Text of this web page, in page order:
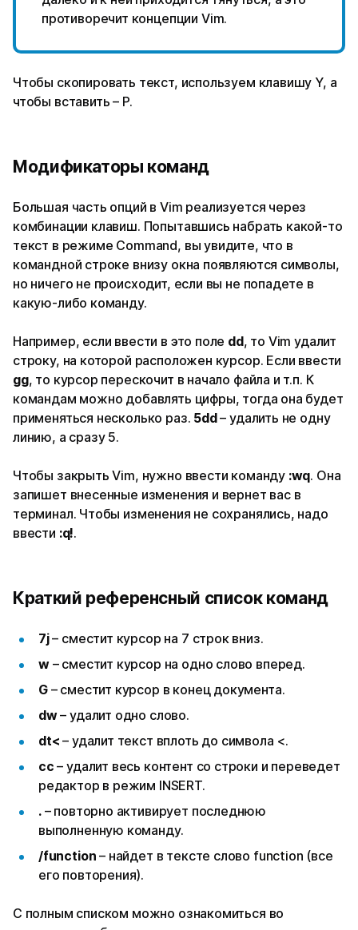
противоречит концепции Vim.
Чтобы скопировать текст, используем клавишу Y, а
чтобы вставить – P.
Модификаторы команд
Большая часть опций в Vim реализуется через
комбинации клавиш. Попытавшись набрать какой-то
текст в режиме Command, вы увидите, что в
командной строке внизу окна появляются символы,
но ничего не происходит, если вы не попадете в
какую-либо команду.
Например, если ввести в это поле dd, то Vim удалит
строку, на которой расположен курсор. Если ввести
gg, то курсор перескочит в начало файла и т.п. К
командам можно добавлять цифры, тогда она будет
применяться несколько раз. 5dd– удалить не одну
линию, а сразу 5.
Чтобы закрыть Vim, нужно ввести команду :wq. Она
запишет внесенные изменения и вернет вас в
терминал. Чтобы изменения не сохранялись, надо
ввести :q!.
Краткий референсный список команд
7j– сместит курсор на 7 строк вниз.
w– сместит курсор на одно слово вперед.
G– сместит курсор в конец документа.
dw– удалит одно слово.
dt< – удалит текст вплоть до символа <.
cc – удалит весь контент со строки и переведет
редактор в режим INSERT.
.– повторно активирует последнюю
выполненную команду.
/function – найдет в тексте слово function (все
его повторения).
С полным списком можно ознакомиться во